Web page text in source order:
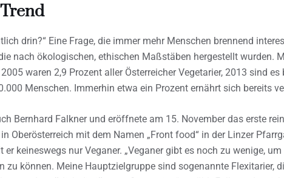
drin?“ Eine Frage, die immer mehr Menschen brennend
nach ökologischen, ethischen Maßstäben hergestellt wurden.
waren 2,9 Prozent aller Österreicher Vegetarier, 2013 sind es
Menschen. Immerhin etwa ein Prozent ernährt sich bereits
Bernhard Falkner und eröffnete am 15. November das erste
Oberösterreich mit dem Namen „Front food“ in der Linzer
er keineswegs nur Veganer. „Veganer gibt es noch zu wenige,
zu können. Meine Hauptzielgruppe sind sogenannte Flexitarier,